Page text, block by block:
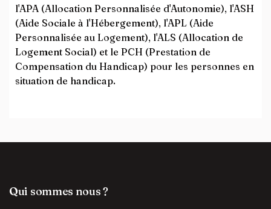
l'APA (Allocation Personnalisée d'Autonomie), l'ASH
(Aide Sociale à l'Hébergement), l'APL (Aide
Personnalisée au Logement), l'ALS (Allocation de
Logement Social) et le PCH (Prestation de
Compensation du Handicap) pour les personnes en
situation de handicap.
Qui sommes nous ?